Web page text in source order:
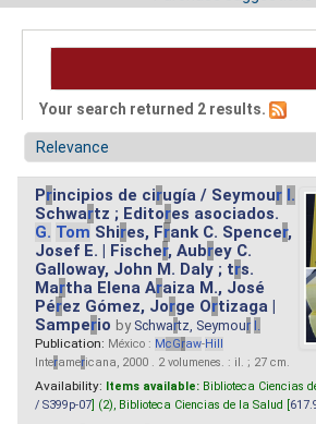
Your search returned 2 results.
Principios de cirugía / Seymour I.
Schwartz ; Editores asociados.
G. Tom Shires, Frank C. Spencer,
Josef E. | Fischer, Aubrey C.
Galloway, John M. Daly ; trs.
Martha Elena Araiza M., José
Pérez Gómez, Jorge Ortizaga |
Samperio by Schwartz, Seymour I.
Publication: México : McGraw-Hill
Interamericana, 2000 . 2 volumenes. : il. ; 27 cm.
Availability: Items available: Biblioteca Ciencias
/ S399p-07 ] (2), Biblioteca Ciencias de la Salud [